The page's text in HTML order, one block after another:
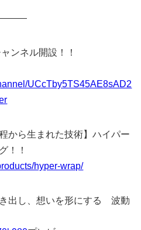
ンネル開設！！
UCcTby5TS45AE8sAD2
ら生まれた技術】ハイパー
！！
hyper-wrap/
出し、想いを形にする 波動